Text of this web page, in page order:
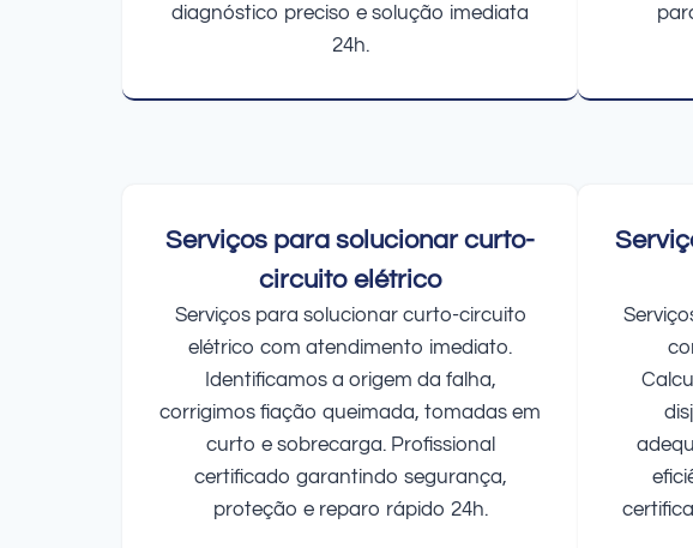
diagnóstico preciso e solução imediata
24h.
Serviços para solucionar curto-
circuito elétrico
Serviços para solucionar curto-circuito
elétrico com atendimento imediato.
Identificamos a origem da falha,
corrigimos fiação queimada, tomadas em
curto e sobrecarga. Profissional
certificado garantindo segurança,
proteção e reparo rápido 24h.